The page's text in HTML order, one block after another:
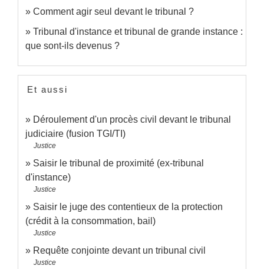
Comment agir seul devant le tribunal ?
Tribunal d'instance et tribunal de grande instance :
que sont-ils devenus ?
Et aussi
Déroulement d'un procès civil devant le tribunal
judiciaire (fusion TGI/TI)
Justice
Saisir le tribunal de proximité (ex-tribunal
d'instance)
Justice
Saisir le juge des contentieux de la protection
(crédit à la consommation, bail)
Justice
Requête conjointe devant un tribunal civil
Justice